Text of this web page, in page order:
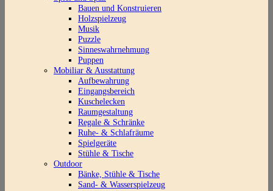
Bauen und Konstruieren
Holzspielzeug
Musik
Puzzle
Sinneswahrnehmung
Puppen
Mobiliar & Ausstattung
Aufbewahrung
Eingangsbereich
Kuschelecken
Raumgestaltung
Regale & Schränke
Ruhe- & Schlafräume
Spielgeräte
Stühle & Tische
Outdoor
Bänke, Stühle & Tische
Sand- & Wasserspielzeug